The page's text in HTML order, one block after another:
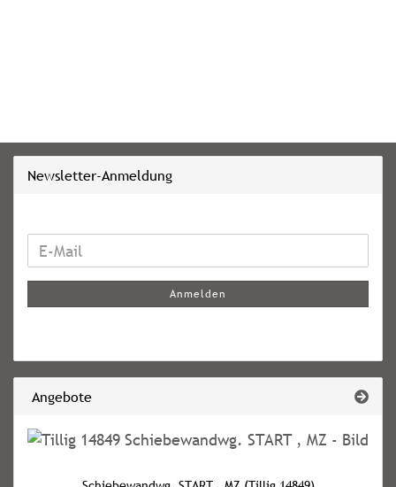
Newsletter-Anmeldung
WEITER
ZUR
ANMELDUNG
E-
Anmelden
Angebote